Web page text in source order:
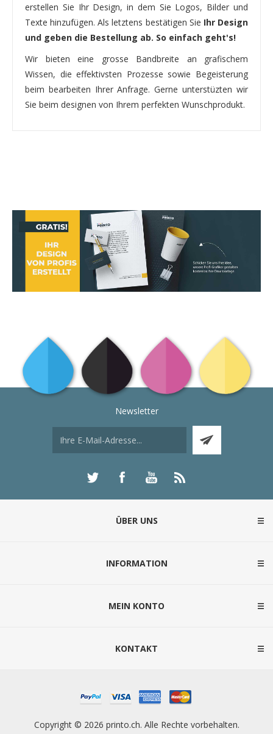
erstellen Sie Ihr Design, in dem Sie Logos, Bilder und
Texte hinzufügen. Als letztens bestätigen Sie Ihr Design
und geben die Bestellung ab. So einfach geht's!
Wir bieten eine grosse Bandbreite an grafischem
Wissen, die effektivsten Prozesse sowie Begeisterung
beim bearbeiten Ihrer Anfrage. Gerne unterstüzten wir
Sie beim designen von Ihrem perfekten Wunschprodukt.
Newsletter
ÜBER UNS
INFORMATION
MEIN KONTO
KONTAKT
Copyright © 2026 printo.ch. Alle Rechte vorbehalten.